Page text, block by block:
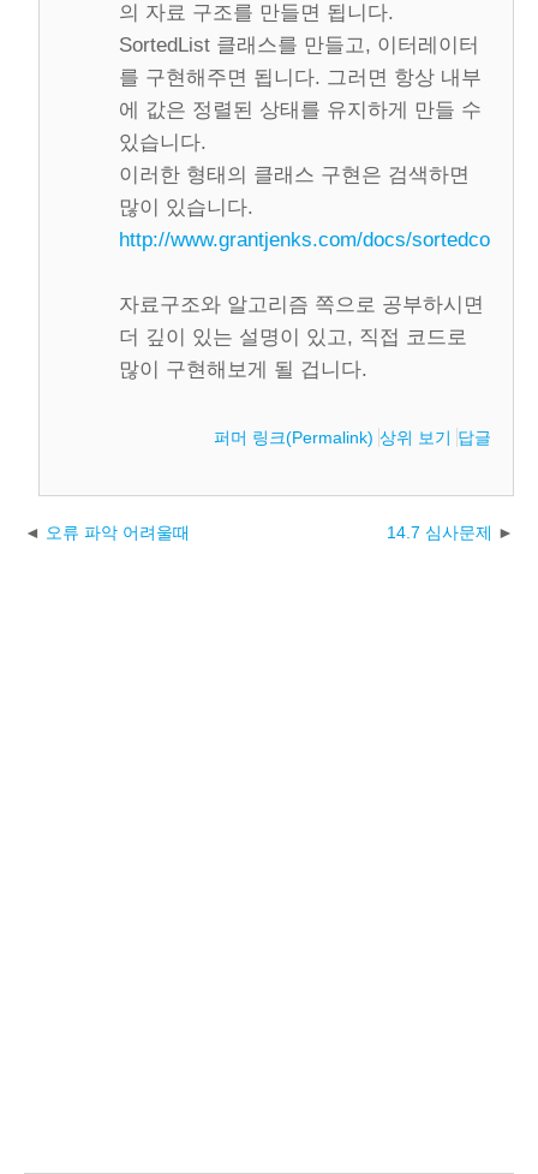
의 자료 구조를 만들면 됩니다.
SortedList 클래스를 만들고, 이터레이터
를 구현해주면 됩니다. 그러면 항상 내부
에 값은 정렬된 상태를 유지하게 만들 수
있습니다.
이러한 형태의 클래스 구현은 검색하면
많이 있습니다.
http://www.grantjenks.com/docs/
자료구조와 알고리즘 쪽으로 공부하시면
더 깊이 있는 설명이 있고, 직접 코드로
많이 구현해보게 될 겁니다.
퍼머 링크(Permalink) 상위 보기 답글
오류 파악 어려울때 14.7 심사문제